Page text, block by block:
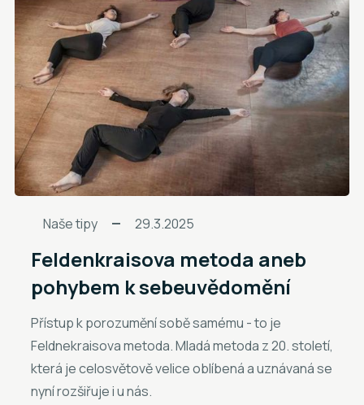
Naše tipy 29.3.2025
Feldenkraisova metoda aneb
pohybem k sebeuvědomění
Přístup k porozumění sobě samému - to je
Feldnekraisova metoda. Mladá metoda z 20. století,
která je celosvětově velice oblíbená a uznávaná se
nyní rozšiřuje i u nás.